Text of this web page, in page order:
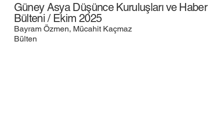
Güney Asya Düşünce Kuruluşları ve Haber
Bülteni / Ekim 2025
Bayram Özmen, Mücahit Kaçmaz
Bülten